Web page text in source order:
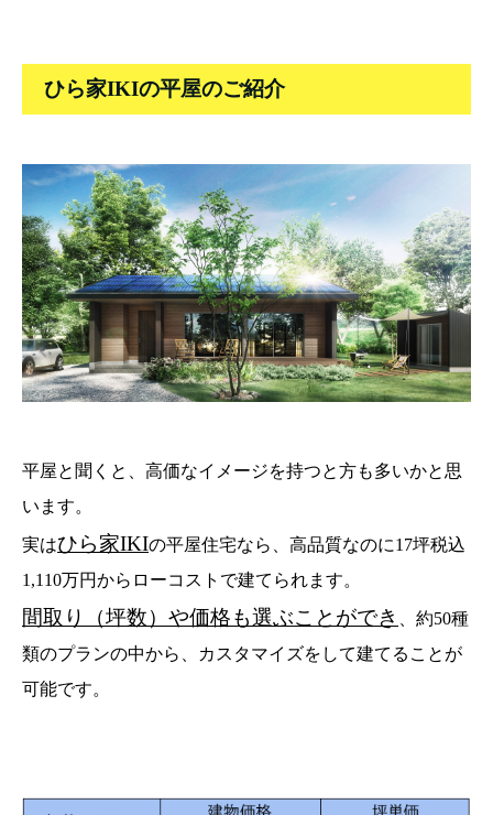
ひら家IKIの平屋のご紹介
平屋と聞くと、高価なイメージを持つと方も多いかと思
います。
実はひら家IKIの平屋住宅なら、高品質なのに17坪税込
1,110万円からローコストで建てられます。
間取り（坪数）や価格も選ぶことができ
、約50種
類のプランの中から、カスタマイズをして建てることが
可能です。